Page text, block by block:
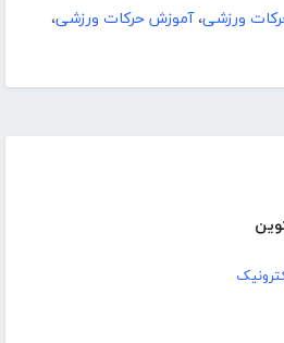
ورزشی،آموزش حرکات ورزشی،